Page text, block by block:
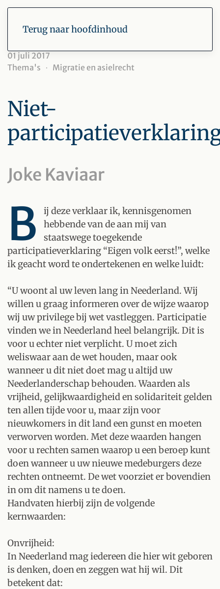
Terug naar hoofdinhoud
01 juli 2017
Thema's
Migratie en asielrecht
Niet-
Joke Kaviaar
B
ij deze verklaar ik, kennisgenomen
hebbende van de aan mij van
staatswege toegekende
participatieverklaring “Eigen volk eerst!”, welke
ik geacht word te ondertekenen en welke luidt:
“U woont al uw leven lang in Neederland. Wij
willen u graag informeren over de wijze waarop
wij uw privilege bij wet vastleggen. Participatie
vinden we in Neederland heel belangrijk. Dit is
voor u echter niet verplicht. U moet zich
weliswaar aan de wet houden, maar ook
wanneer u dit niet doet mag u altijd uw
Neederlanderschap behouden. Waarden als
vrijheid, gelijkwaardigheid en solidariteit gelden
ten allen tijde voor u, maar zijn voor
nieuwkomers in dit land een gunst en moeten
verworven worden. Met deze waarden hangen
voor u rechten samen waarop u een beroep kunt
doen wanneer u uw nieuwe medeburgers deze
rechten ontneemt. De wet voorziet er bovendien
in om dit namens u te doen.
Handvaten hierbij zijn de volgende
kernwaarden:
Onvrijheid:
In Neederland mag iedereen die hier wit geboren
is denken, doen en zeggen wat hij wil. Dit
betekent dat: